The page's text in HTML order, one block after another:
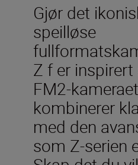
Gjør det
speilløse
Z f er
FM2-
kombinerer
med den
som Z-serien